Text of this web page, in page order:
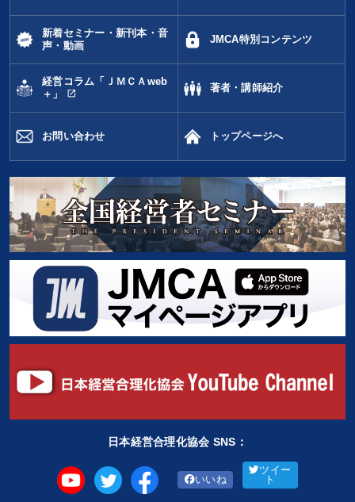
新着セミナー・新刊本・音
声・動画
JMCA特別コンテンツ
経営コラム「ＪＭＣＡweb
＋」
open_in_new
著者・講師紹介
お問い合わせ トップページへ
日本経営合理化協会 SNS：
いいね
ツイー
ト